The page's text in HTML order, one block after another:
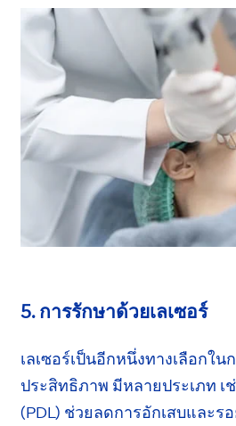
5. การรักษาด้วยเลเซอร์
เลเซอร์เป็นอีกหนึ่งทางเลือกใ
ประสิทธิภาพ มีหลายประเภท เ
(PDL) ช่วยลดการอักเสบและร